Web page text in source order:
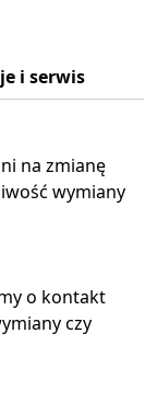
i serwis
na zmianę
wymiany
o kontakt
czy